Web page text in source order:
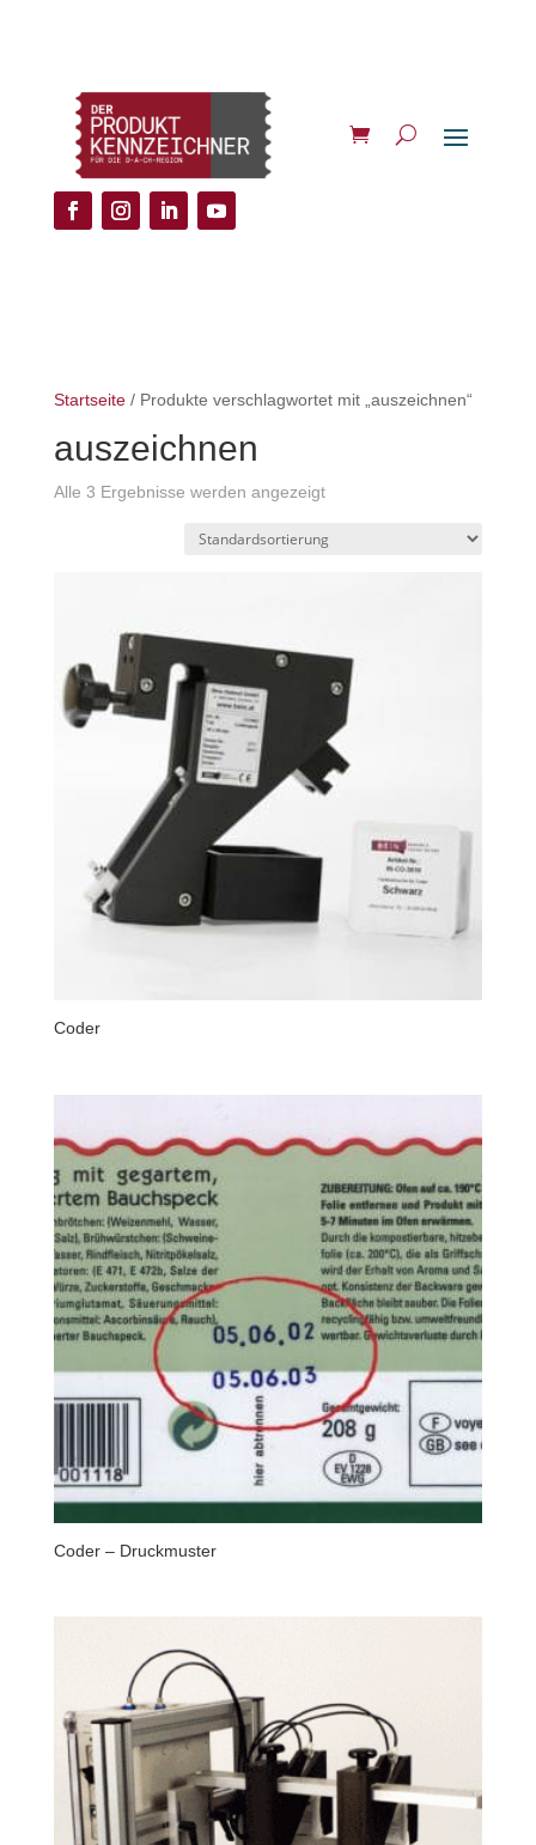
Startseite/ Produkte verschlagwortet mit „auszeichnen“
auszeichnen
Alle 3 Ergebnisse werden angezeigt
Coder
Coder – Druckmuster